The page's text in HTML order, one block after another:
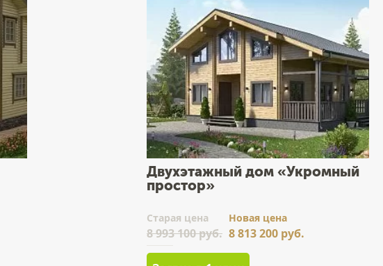
Двухэтажный дом «Укромный
простор»
Cтарая цена
8 993 100 руб.
Новая цена
8 813 200 руб.